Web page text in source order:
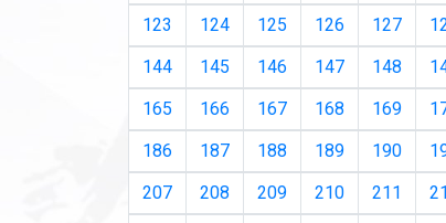
123
124 125 126 127
144
145 146 147 148
165
166 167 168 169
186
187 188 189 190
207
208 209 210 211